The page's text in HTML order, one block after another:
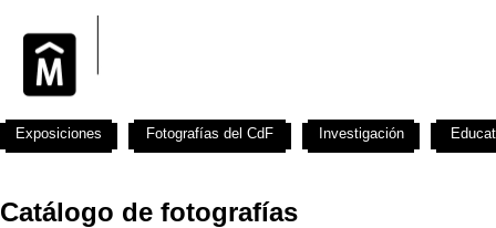
Catálogo de fotografías
Exposiciones Fotografías del CdF Investigación